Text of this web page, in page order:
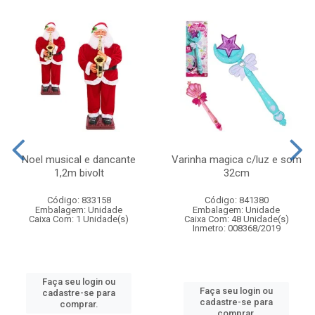
Noel musical e dancante
1,2m bivolt
Código: 833158
Embalagem: Unidade
Caixa Com: 1 Unidade(s)
Faça seu login ou
cadastre-se para
comprar.
Varinha magica c/luz e som
32cm
Código: 841380
Embalagem: Unidade
Caixa Com: 48 Unidade(s)
Inmetro: 008368/2019
Faça seu login ou
cadastre-se para